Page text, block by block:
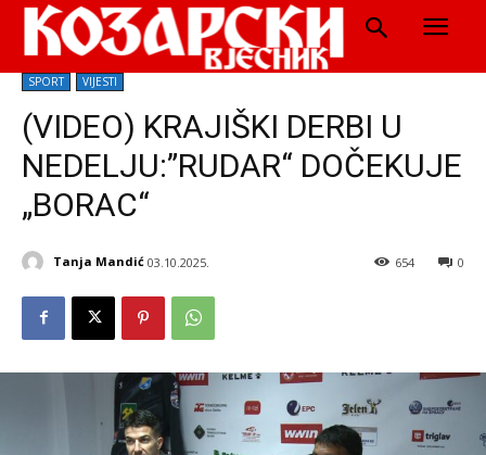
SPORT VIJESTI
(VIDEO) KRAJIŠKI DERBI U
NEDELJU:”RUDAR“ DOČEKUJE
„BORAC“
Tanja Mandić 03.10.2025. 0
654